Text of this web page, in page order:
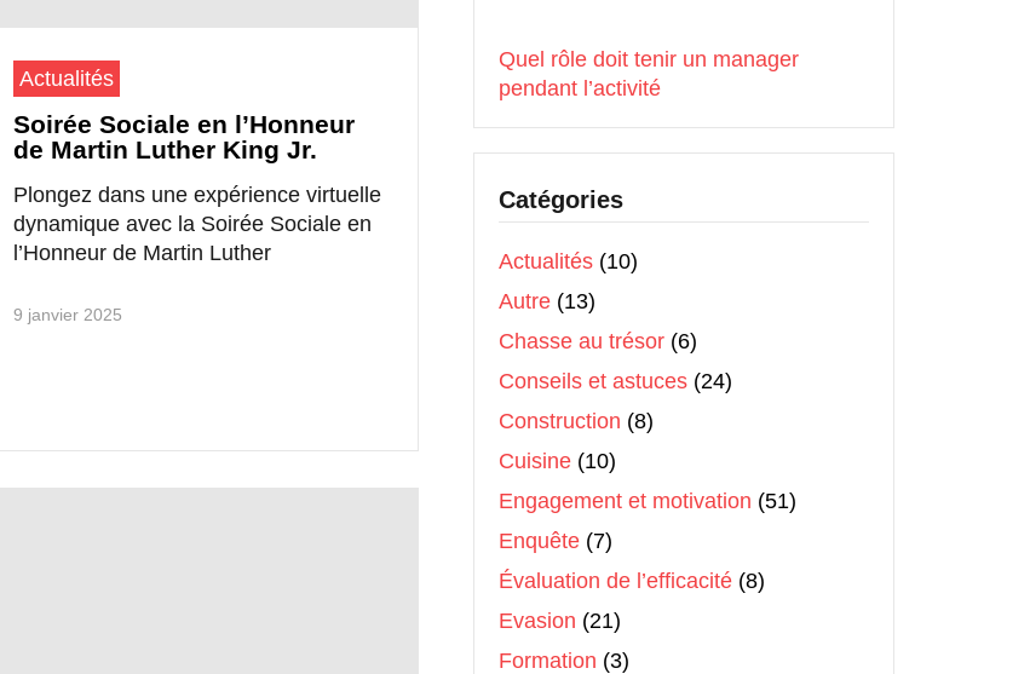
Actualités
Soirée Sociale en l’Honneur
de Martin Luther King Jr.
Plongez dans une expérience virtuelle
dynamique avec la Soirée Sociale en
l’Honneur de Martin Luther
9 janvier 2025
Quel rôle doit tenir un manager
pendant l’activité
Catégories
Actualités (10)
Autre (13)
Chasse au trésor (6)
Conseils et astuces (24)
Construction (8)
Cuisine (10)
Engagement et motivation (51)
Enquête (7)
Évaluation de l’efficacité (8)
Evasion (21)
Formation (3)